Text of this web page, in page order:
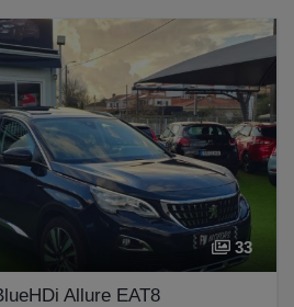
33
Allure EAT8